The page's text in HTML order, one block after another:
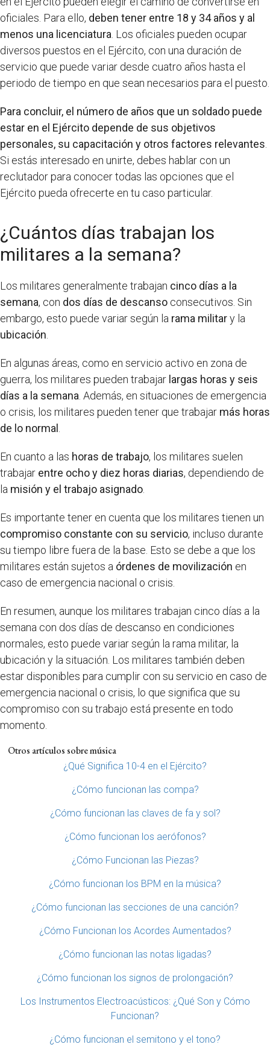
oficiales. Para ello, deben tener entre 18 y 34 años y al
menos una licenciatura . Los oficiales pueden ocupar
diversos puestos en el Ejército, con una duración de
servicio que puede variar desde cuatro años hasta el
periodo de tiempo en que sean necesarios para el puesto.
Para concluir, el número de años que un soldado puede
estar en el Ejército depende de sus objetivos
personales, su capacitación y otros factores relevantes
Si estás interesado en unirte, debes hablar con un
reclutador para conocer todas las opciones que el
Ejército pueda ofrecerte en tu caso particular.
¿Cuántos días trabajan los
militares a la semana?
Los militares generalmente trabajan cinco días a la
semana, con dos días de descanso consecutivos. Sin
embargo, esto puede variar según la rama military la
ubicación
En algunas áreas, como en servicio activo en zona de
guerra, los militares pueden trabajar largas horas y seis
días a la semana . Además, en situaciones de emergencia
o crisis, los militares pueden tener que trabajar más horas
de lo normal
En cuanto a las horas de trabajo, los militares suelen
trabajar entre ocho y diez horas diarias, dependiendo de
la misión y el trabajo asignado
Es importante tener en cuenta que los militares tienen un
compromiso constante con su servicio, incluso durante
su tiempo libre fuera de la base. Esto se debe a que los
militares están sujetos a órdenes de movilización en
caso de emergencia nacional o crisis.
En resumen, aunque los militares trabajan cinco días a la
semana con dos días de descanso en condiciones
normales, esto puede variar según la rama militar, la
ubicación y la situación. Los militares también deben
estar disponibles para cumplir con su servicio en caso de
emergencia nacional o crisis, lo que significa que su
compromiso con su trabajo está presente en todo
momento.
Otros artículos sobre música
¿Qué Significa 10-4 en el Ejército?
¿Cómo funcionan las compa?
¿Cómo funcionan las claves de fa y sol?
¿Cómo funcionan los aerófonos?
¿Cómo Funcionan las Piezas?
¿Cómo funcionan los BPM en la música?
¿Cómo funcionan las secciones de una canción?
¿Cómo Funcionan los Acordes Aumentados?
¿Cómo funcionan las notas ligadas?
¿Cómo funcionan los signos de prolongación?
Los Instrumentos Electroacústicos: ¿Qué Son y Cómo
Funcionan?
¿Cómo funcionan el semitono y el tono?